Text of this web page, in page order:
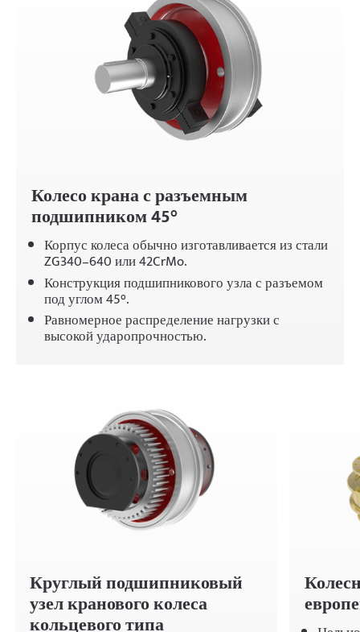
Колесо крана с разъемным
подшипником 45°
Корпус колеса обычно изготавливается из стали
ZG340–640 или 42CrMo.
Конструкция подшипникового узла с разъемом
под углом 45°.
Равномерное распределение нагрузки с
высокой ударопрочностью.
Круглый подшипниковый
узел кранового колеса
кольцевого типа